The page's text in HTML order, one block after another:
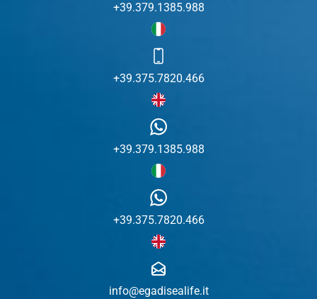
+39.379.1385.988
+39.375.7820.466
+39.379.1385.988
+39.375.7820.466
info@egadisealife.it